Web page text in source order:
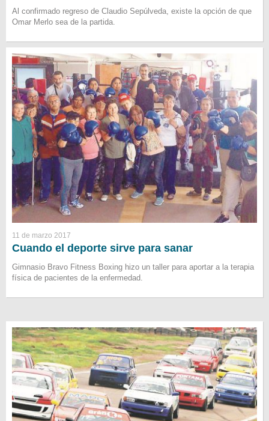
Al confirmado regreso de Claudio Sepúlveda, existe la opción de que
Omar Merlo sea de la partida.
11 de marzo 2017
Cuando el deporte sirve para sanar
Gimnasio Bravo Fitness Boxing hizo un taller para aportar a la terapia
física de pacientes de la enfermedad.